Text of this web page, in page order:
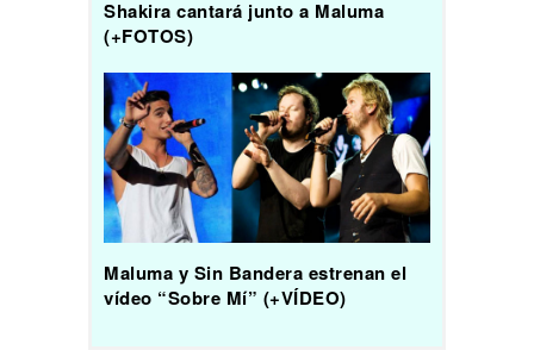
Shakira cantará junto a Maluma
(+FOTOS)
Maluma y Sin Bandera estrenan el
vídeo “Sobre Mí” (+VÍDEO)